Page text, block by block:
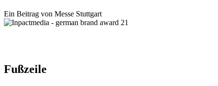
Ein Beitrag von Messe Stuttgart
Fußzeile